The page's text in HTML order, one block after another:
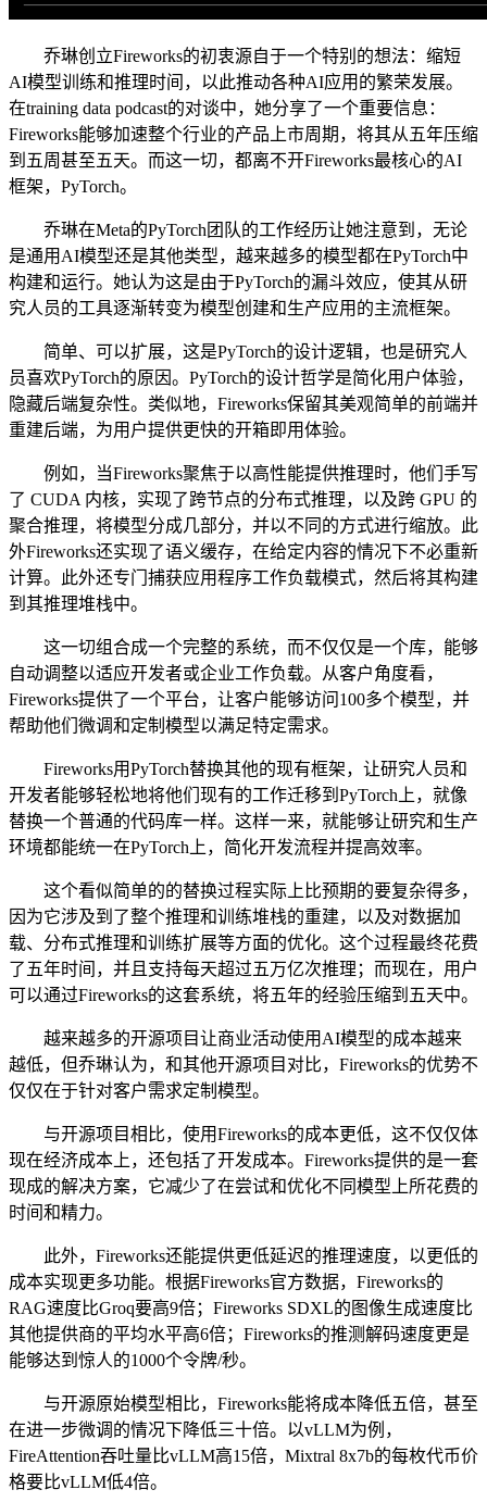
乔琳创立Fireworks的初衷源自于一个特别的想法：缩短
AI模型训练和推理时间，以此推动各种AI应用的繁荣发展。
在training data podcast的对谈中，她分享了一个重要信息：
Fireworks能够加速整个行业的产品上市周期，将其从五年压缩
到五周甚至五天。而这一切，都离不开Fireworks最核心的AI
框架，PyTorch。
乔琳在Meta的PyTorch团队的工作经历让她注意到，无论
是通用AI模型还是其他类型，越来越多的模型都在PyTorch中
构建和运行。她认为这是由于PyTorch的漏斗效应，使其从研
究人员的工具逐渐转变为模型创建和生产应用的主流框架。
简单、可以扩展，这是PyTorch的设计逻辑，也是研究人
员喜欢PyTorch的原因。PyTorch的设计哲学是简化用户体验，
隐藏后端复杂性。类似地，Fireworks保留其美观简单的前端并
重建后端，为用户提供更快的开箱即用体验。
例如，当Fireworks聚焦于以高性能提供推理时，他们手写
了 CUDA 内核，实现了跨节点的分布式推理，以及跨 GPU 的
聚合推理，将模型分成几部分，并以不同的方式进行缩放。此
外Fireworks还实现了语义缓存，在给定内容的情况下不必重新
计算。此外还专门捕获应用程序工作负载模式，然后将其构建
到其推理堆栈中。
这一切组合成一个完整的系统，而不仅仅是一个库，能够
自动调整以适应开发者或企业工作负载。从客户角度看，
Fireworks提供了一个平台，让客户能够访问100多个模型，并
帮助他们微调和定制模型以满足特定需求。
Fireworks用PyTorch替换其他的现有框架，让研究人员和
开发者能够轻松地将他们现有的工作迁移到PyTorch上，就像
替换一个普通的代码库一样。这样一来，就能够让研究和生产
环境都能统一在PyTorch上，简化开发流程并提高效率。
这个看似简单的的替换过程实际上比预期的要复杂得多，
因为它涉及到了整个推理和训练堆栈的重建，以及对数据加
载、分布式推理和训练扩展等方面的优化。这个过程最终花费
了五年时间，并且支持每天超过五万亿次推理；而现在，用户
可以通过Fireworks的这套系统，将五年的经验压缩到五天中。
越来越多的开源项目让商业活动使用AI模型的成本越来
越低，但乔琳认为，和其他开源项目对比，Fireworks的优势不
仅仅在于针对客户需求定制模型。
与开源项目相比，使用Fireworks的成本更低，这不仅仅体
现在经济成本上，还包括了开发成本。Fireworks提供的是一套
现成的解决方案，它减少了在尝试和优化不同模型上所花费的
时间和精力。
此外，Fireworks还能提供更低延迟的推理速度，以更低的
成本实现更多功能。根据Fireworks官方数据，Fireworks的
RAG速度比Groq要高9倍；Fireworks SDXL的图像生成速度比
其他提供商的平均水平高6倍；Fireworks的推测解码速度更是
能够达到惊人的1000个令牌/秒。
与开源原始模型相比，Fireworks能将成本降低五倍，甚至
在进一步微调的情况下降低三十倍。以vLLM为例，
FireAttention吞吐量比vLLM高15倍，Mixtral 8x7b的每枚代币价
格要比vLLM低4倍。